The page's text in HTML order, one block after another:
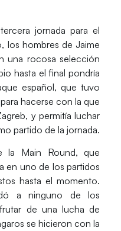
jornada para el
los hombres de Jaime
una rocosa selección
hasta el final pondría
español, que tuvo
hacerse con la que
y permitía luchar
partido de la jornada.
la Main Round, que
en uno de los partidos
hasta el momento.
a ninguno de los
de una lucha de
se hicieron con la